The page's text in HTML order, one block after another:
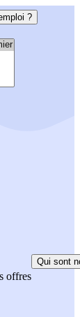
?
offres
Qui sont